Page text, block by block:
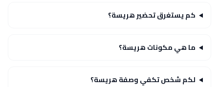
كم يستغرق تحضير هريسة؟
ما هي مكونات هريسة؟
لكم شخص تكفي وصفة هريسة؟